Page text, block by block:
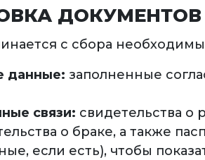
ДОКУМЕНТОВ
с сбора
данные: заполненные
связи: свидетельства
о браке, а также
если есть), чтобы